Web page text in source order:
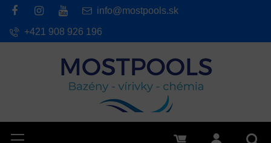
info@mostpools.sk
+421 908 926 196